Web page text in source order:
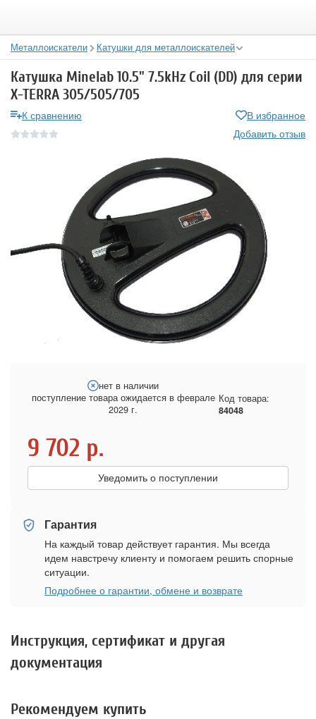
Металлоискатели Катушки для металлоискателей
Катушка Minelab 10.5" 7.5kHz Coil (DD) для серии
X-TERRA 305/505/705
К сравнению
В избранное
Добавить отзыв
нет в наличии
поступление товара ожидается в феврале
2029 г.
Код товара:
84048
9 702 р.
Уведомить о поступлении
Гарантия
На каждый товар действует гарантия. Мы всегда
идем навстречу клиенту и помогаем решить спорные
ситуации.
Подробнее о гарантии, обмене и возврате
Инструкция, сертификат и другая
документация
Рекомендуем купить